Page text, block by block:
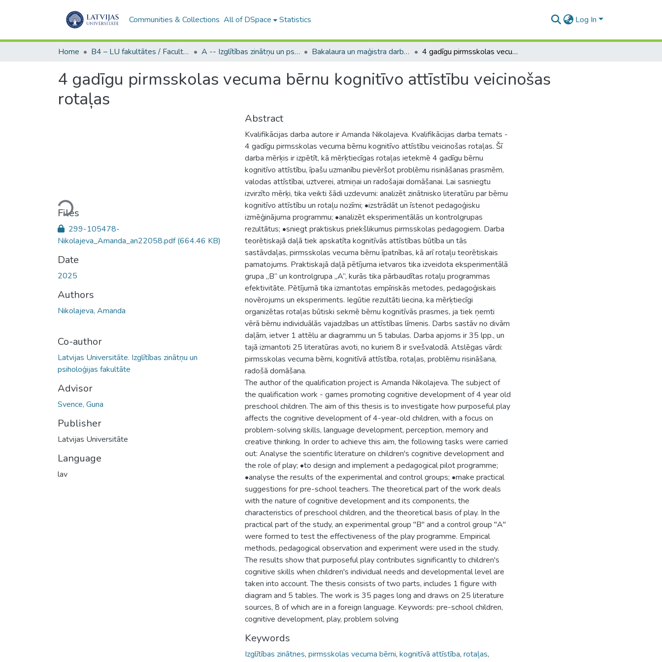
Communities & Collections All of DSpace Statistics Log In
Home B4 – LU fakultātes / Faculties of the UL A -- Izglītības zinātņu un psiholoģijas fakultāte / Faculty of Education Sciences and Psychology Bakalaura un maģistra darbi (PPMF) / Bachelor's and Master's theses 4 gadīgu pirmsskolas vecuma bērnu kognitīvo attīstību veicinošas rotaļas
4 gadīgu pirmsskolas vecuma bērnu kognitīvo attīstību veicinošas
rotaļas
Loading...
Files
299-105478-
Nikolajeva_Amanda_an22058.pdf(664.46 KB)
Date
2025
Authors
Nikolajeva, Amanda
Co-author
Latvijas Universitāte. Izglītības zinātņu un
psiholoģijas fakultāte
Advisor
Svence, Guna
Publisher
Latvijas Universitāte
Language
lav
Abstract
Kvalifikācijas darba autore ir Amanda Nikolajeva. Kvalifikācijas darba temats -
4 gadīgu pirmsskolas vecuma bērnu kognitīvo attīstību veicinošas rotaļas. Šī
darba mērķis ir izpētīt, kā mērķtiecīgas rotaļas ietekmē 4 gadīgu bērnu
kognitīvo attīstību, īpašu uzmanību pievēršot problēmu risināšanas prasmēm,
valodas attīstībai, uztverei, atmiņai un radošajai domāšanai. Lai sasniegtu
izvirzīto mērķi, tika veikti šādi uzdevumi: analizēt zinātnisko literatūru par bērnu
kognitīvo attīstību un rotaļu nozīmi; •izstrādāt un īstenot pedagoģisku
izmēģinājuma programmu; •analizēt eksperimentālās un kontrolgrupas
rezultātus; •sniegt praktiskus priekšlikumus pirmsskolas pedagogiem. Darba
teorētiskajā daļā tiek apskatīta kognitīvās attīstības būtība un tās
sastāvdaļas, pirmsskolas vecuma bērnu īpatnības, kā arī rotaļu teorētiskais
pamatojums. Praktiskajā daļā pētījuma ietvaros tika izveidota eksperimentālā
grupa „B” un kontrolgrupa „A”, kurās tika pārbaudītas rotaļu programmas
efektivitāte. Pētījumā tika izmantotas empīriskās metodes, pedagoģiskais
novērojums un eksperiments. Iegūtie rezultāti liecina, ka mērķtiecīgi
organizētas rotaļas būtiski sekmē bērnu kognitīvās prasmes, ja tiek ņemti
vērā bērnu individuālās vajadzības un attīstības līmenis. Darbs sastāv no divām
daļām, ietver 1 attēlu ar diagrammu un 5 tabulas. Darba apjoms ir 35 lpp., un
tajā izmantoti 25 literatūras avoti, no kuriem 8 ir svešvalodā. Atslēgas vārdi:
pirmsskolas vecuma bērni, kognitīvā attīstība, rotaļas, problēmu risināšana,
radošā domāšana.
The author of the qualification project is Amanda Nikolajeva. The subject of
the qualification work - games promoting cognitive development of 4 year old
preschool children. The aim of this thesis is to investigate how purposeful play
affects the cognitive development of 4-year-old children, with a focus on
problem-solving skills, language development, perception, memory and
creative thinking. In order to achieve this aim, the following tasks were carried
out: Analyse the scientific literature on children's cognitive development and
the role of play; •to design and implement a pedagogical pilot programme;
•analyse the results of the experimental and control groups; •make practical
suggestions for pre-school teachers. The theoretical part of the work deals
with the nature of cognitive development and its components, the
characteristics of preschool children, and the theoretical basis of play. In the
practical part of the study, an experimental group "B" and a control group "A"
were formed to test the effectiveness of the play programme. Empirical
methods, pedagogical observation and experiment were used in the study.
The results show that purposeful play contributes significantly to children's
cognitive skills when children's individual needs and developmental level are
taken into account. The thesis consists of two parts, includes 1 figure with
diagram and 5 tables. The work is 35 pages long and draws on 25 literature
sources, 8 of which are in a foreign language. Keywords: pre-school children,
cognitive development, play, problem solving
Keywords
Izglītības zinātnes, pirmsskolas vecuma bērni, kognitīvā attīstība, rotaļas,